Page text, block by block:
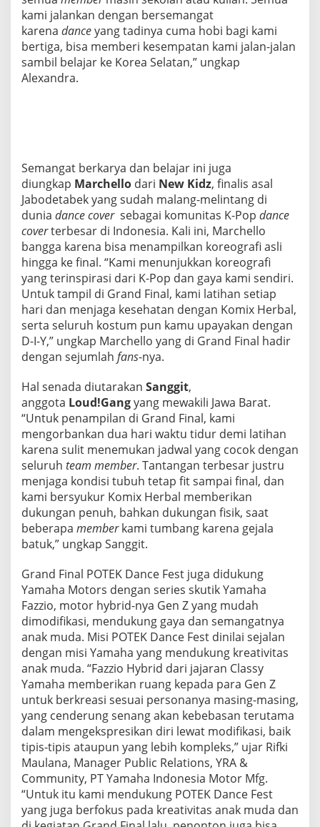
kami jalankan dengan bersemangat
karena danceyang tadinya cuma hobi bagi kami
bertiga, bisa memberi kesempatan kami jalan-jalan
sambil belajar ke Korea Selatan,” ungkap
Alexandra.
Semangat berkarya dan belajar ini juga
diungkap Marchello dari New Kidz, finalis asal
Jabodetabek yang sudah malang-melintang di
dunia dance coversebagai komunitas K-Pop dance
coverterbesar di Indonesia. Kali ini, Marchello
bangga karena bisa menampilkan koreografi asli
hingga ke final. “Kami menunjukkan koreografi
yang terinspirasi dari K-Pop dan gaya kami sendiri.
Untuk tampil di Grand Final, kami latihan setiap
hari dan menjaga kesehatan dengan Komix Herbal,
serta seluruh kostum pun kamu upayakan dengan
D-I-Y,” ungkap Marchello yang di Grand Final hadir
dengan sejumlah fans-nya.
Hal senada diutarakan Sanggit,
anggota Loud!Gangyang mewakili Jawa Barat.
“Untuk penampilan di Grand Final, kami
mengorbankan dua hari waktu tidur demi latihan
karena sulit menemukan jadwal yang cocok dengan
seluruh team member. Tantangan terbesar justru
menjaga kondisi tubuh tetap fit sampai final, dan
kami bersyukur Komix Herbal memberikan
dukungan penuh, bahkan dukungan fisik, saat
beberapa memberkami tumbang karena gejala
batuk,” ungkap Sanggit.
Grand Final POTEK Dance Fest juga didukung
Yamaha Motors dengan series skutik Yamaha
Fazzio, motor hybrid-nya Gen Z yang mudah
dimodifikasi, mendukung gaya dan semangatnya
anak muda. Misi POTEK Dance Fest dinilai sejalan
dengan misi Yamaha yang mendukung kreativitas
anak muda. “Fazzio Hybrid dari jajaran Classy
Yamaha memberikan ruang kepada para Gen Z
untuk berkreasi sesuai personanya masing-masing,
yang cenderung senang akan kebebasan terutama
dalam mengekspresikan diri lewat modifikasi, baik
tipis-tipis ataupun yang lebih kompleks,” ujar Rifki
Maulana, Manager Public Relations, YRA &
Community, PT Yamaha Indonesia Motor Mfg.
“Untuk itu kami mendukung POTEK Dance Fest
yang juga berfokus pada kreativitas anak muda dan